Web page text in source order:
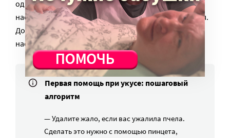
одновременно ужалили несколько десятков
насекомых, развивается общая токсическая реакция.
Доза яда от укуса 500 и более перепончатокрылых
насекомых для человека считается смертельной.
Первая помощь при укусе: пошаговый
алгоритм
— Удалите жало, если вас ужалила пчела.
Сделать это нужно с помощью пинцета,